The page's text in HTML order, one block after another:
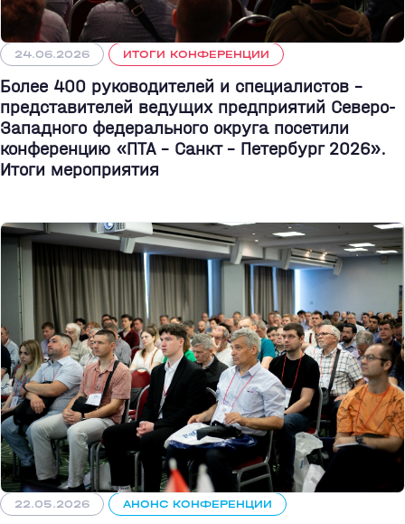
24.06.2026 ИТОГИ КОНФЕРЕНЦИИ
Более 400 руководителей и специалистов –
представителей ведущих предприятий Северо-
Западного федерального округа посетили
конференцию «ПТА – Санкт - Петербург 2026».
Итоги мероприятия
22.05.2026 АНОНС КОНФЕРЕНЦИИ